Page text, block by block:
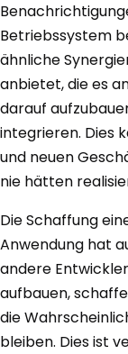
Betriebssystem
ähnliche
anbietet, die es
darauf
integrieren. Dies
und neuen
nie hätten
Die Schaffung
Anwendung hat
andere
aufbauen,
die
bleiben. Dies ist